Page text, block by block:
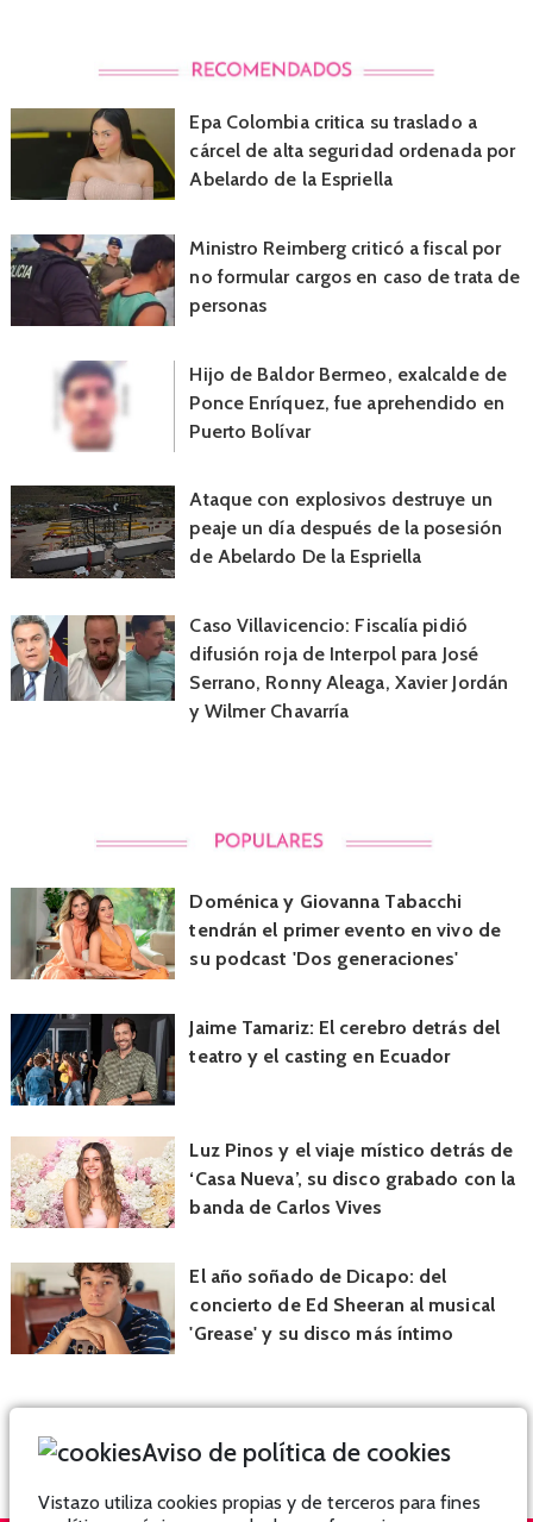
Epa Colombia critica su traslado a
cárcel de alta seguridad ordenada por
Abelardo de la Espriella
Ministro Reimberg criticó a fiscal por
no formular cargos en caso de trata de
personas
Hijo de Baldor Bermeo, exalcalde de
Ponce Enríquez, fue aprehendido en
Puerto Bolívar
Ataque con explosivos destruye un
peaje un día después de la posesión
de Abelardo De la Espriella
Caso Villavicencio: Fiscalía pidió
difusión roja de Interpol para José
Serrano, Ronny Aleaga, Xavier Jordán
y Wilmer Chavarría
Doménica y Giovanna Tabacchi
tendrán el primer evento en vivo de
su podcast 'Dos generaciones'
Jaime Tamariz: El cerebro detrás del
teatro y el casting en Ecuador
Luz Pinos y el viaje místico detrás de
‘Casa Nueva’, su disco grabado con la
banda de Carlos Vives
El año soñado de Dicapo: del
concierto de Ed Sheeran al musical
'Grease' y su disco más íntimo
Aviso de política de cookies
Vistazo utiliza cookies propias y de terceros para fines